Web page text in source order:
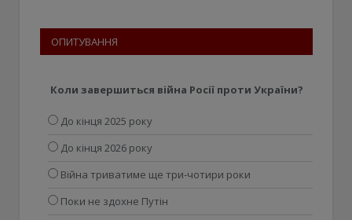
ОПИТУВАННЯ
Коли завершиться війна Росії проти України?
До кінця 2025 року
До кінця 2026 року
Війна триватиме ще три-чотири роки
Поки не здохне Путін